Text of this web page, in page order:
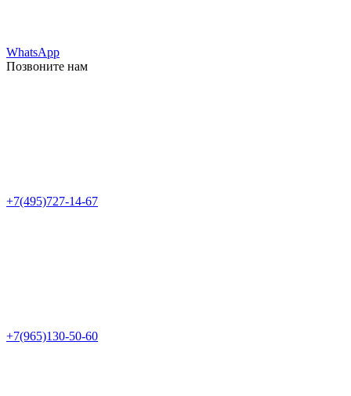
WhatsApp
Позвоните нам
+7(495)727-14-67
+7(965)130-50-60